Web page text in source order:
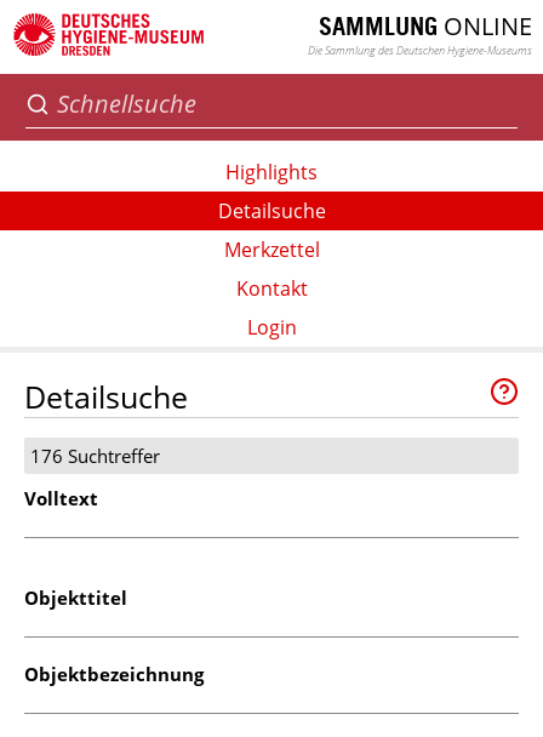
SAMMLUNG ONLINE
Die Sammlung des Deutschen Hygiene-Museums
Highlights
Detailsuche
Merkzettel
Kontakt
Login
Detailsuche
176 Suchtreffer
Volltext
Objekttitel
Objektbezeichnung